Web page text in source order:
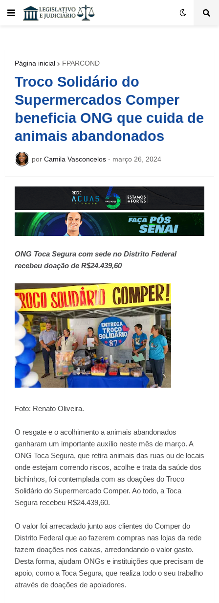
Página inicial FPARCOND
Troco Solidário do
Supermercados Comper
beneficia ONG que cuida de
animais abandonados
por Camila Vasconcelos - março 26, 2024
ONG Toca Segura com sede no Distrito Federal
recebeu doação de R$24.439,60
Foto: Renato Oliveira.
O resgate e o acolhimento a animais abandonados
ganharam um importante auxílio neste mês de março. A
ONG Toca Segura, que retira animais das ruas ou de locais
onde estejam correndo riscos, acolhe e trata da saúde dos
bichinhos, foi contemplada com as doações do Troco
Solidário do Supermercado Comper. Ao todo, a Toca
Segura recebeu R$24.439,60.
O valor foi arrecadado junto aos clientes do Comper do
Distrito Federal que ao fazerem compras nas lojas da rede
fazem doações nos caixas, arredondando o valor gasto.
Desta forma, ajudam ONGs e instituições que precisam de
apoio, como a Toca Segura, que realiza todo o seu trabalho
através de doações de apoiadores.